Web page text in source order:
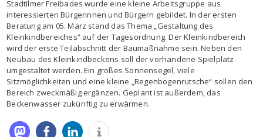
Stadtilmer Freibades wurde eine kleine Arbeitsgruppe aus
interessierten Bürgerinnen und Bürgern gebildet. In der ersten
Beratung am 05. März stand das Thema „Gestaltung des
Kleinkindbereiches“ auf der Tagesordnung. Der Kleinkindbereich
wird der erste Teilabschnitt der Baumaßnahme sein. Neben den
Neubau des Kleinkindbeckens soll der vorhandene Spielplatz
umgestaltet werden. Ein großes Sonnensegel, viele
Sitzmöglichkeiten und eine kleine „Regenbogenrutsche“ sollen den
Bereich zweckmäßig ergänzen. Geplant ist außerdem, das
Beckenwasser zukünftig zu erwärmen.